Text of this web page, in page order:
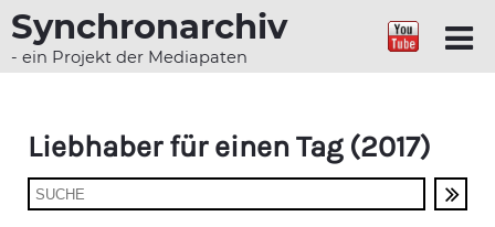
Synchronarchiv
- ein Projekt der Mediapaten
Liebhaber für einen Tag (2017)